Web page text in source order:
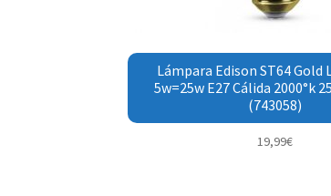
Lámpara Edison ST64 Gold
5w=25w E27 Cálida 2000°k
(743058)
19,99€